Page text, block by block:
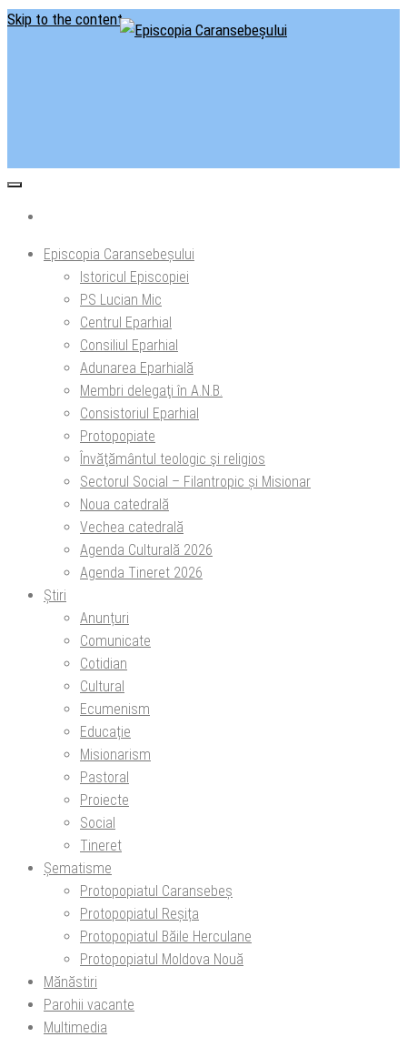
Skip to the content
Episcopia Caransebeșului
Istoricul Episcopiei
PS Lucian Mic
Centrul Eparhial
Consiliul Eparhial
Adunarea Eparhială
Membri delegaţi în A.N.B.
Consistoriul Eparhial
Protopopiate
Învăţământul teologic şi religios
Sectorul Social – Filantropic și Misionar
Noua catedrală
Vechea catedrală
Agenda Culturală 2026
Agenda Tineret 2026
Știri
Anunțuri
Comunicate
Cotidian
Cultural
Ecumenism
Educație
Misionarism
Pastoral
Proiecte
Social
Tineret
Șematisme
Protopopiatul Caransebeș
Protopopiatul Reșița
Protopopiatul Băile Herculane
Protopopiatul Moldova Nouă
Mănăstiri
Parohii vacante
Multimedia